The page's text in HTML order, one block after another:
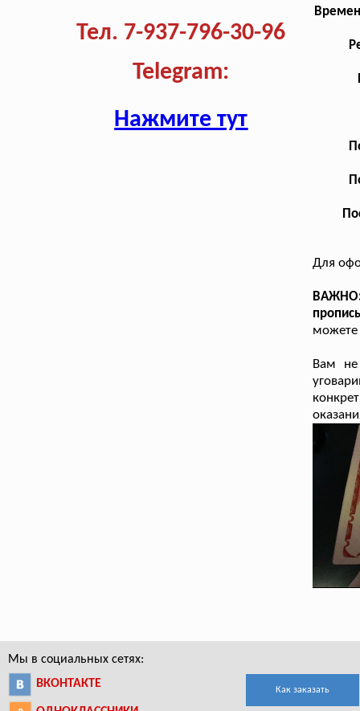
Тел. 7-937-796-30-96
Telegram:
Нажмите тут
Для
можете
Вам не
Мы в социальных сетях:
ВКОНТАКТЕ
Как заказать